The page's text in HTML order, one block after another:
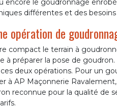
le goudronnage
différentes et des
opération de
compact le terrain à
à préparer la pose de goudron.
deux opérations. Pour un
à AP Maçonnerie
reconnue pour la qualité de